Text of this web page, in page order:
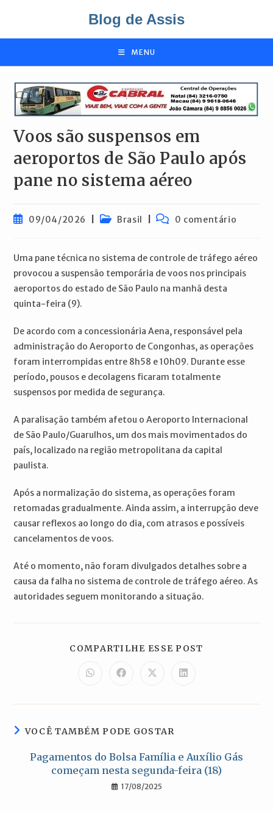
o
Blog de Assis
MENU
Voos são suspensos em
aeroportos de São Paulo após
pane no sistema aéreo
Post09/04/2026
Categoria
Brasil
Comentários
0 comentário
Uma pane técnica no sistema de controle de tráfego aéreo
provocou a suspensão temporária de voos nos principais
aeroportos do estado de São Paulo na manhã desta
quinta-feira (9).
De acordo com a concessionária Aena, responsável pela
administração do Aeroporto de Congonhas, as operações
foram interrompidas entre 8h58 e 10h09. Durante esse
período, pousos e decolagens ficaram totalmente
suspensos por medida de segurança.
A paralisação também afetou o Aeroporto Internacional
de São Paulo/Guarulhos, um dos mais movimentados do
país, localizado na região metropolitana da capital
paulista.
Após a normalização do sistema, as operações foram
retomadas gradualmente. Ainda assim, a interrupção deve
causar reflexos ao longo do dia, com atrasos e possíveis
cancelamentos de voos.
Até o momento, não foram divulgados detalhes sobre a
causa da falha no sistema de controle de tráfego aéreo. As
autoridades seguem monitorando a situação.
COMPARTILHE ESSE POST
Abre
em
nova
Abre
em
nova
Abre
em
nova
Abre
em
nova
VOCÊ TAMBÉM PODE GOSTAR
Pagamentos do Bolsa Família e Auxílio Gás
começam nesta segunda-feira (18)
17/08/2025